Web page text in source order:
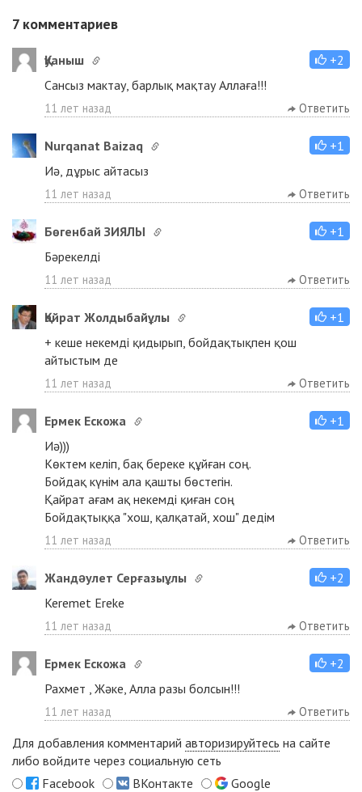
7 комментариев
Қуаныш
+2
Сансыз мактау, барлық мақтау Аллаға!!!
11 лет назад Ответить
Nurqanat Baizaq
+1
Иә, дұрыс айтасыз
11 лет назад Ответить
Бөгенбай ЗИЯЛЫ
+1
Бәрекелді
11 лет назад Ответить
Қайрат Жолдыбайұлы
+1
+ кеше некемді қидырып, бойдақтықпен қош
айтыстым де
11 лет назад Ответить
Ермек Ескожа
+1
Иә)))
Көктем келіп, бақ береке құйған соң.
Бойдақ күнім ала қашты бөстегiн.
Қайрат ағам ақ некемдi қиған соң
Бойдақтыққа "хош, қалқатай, хош" дедім
11 лет назад Ответить
Жандəулет Серғазыұлы
+2
Keremet Ereke
11 лет назад Ответить
Ермек Ескожа
+2
Рахмет , Жәке, Алла разы болсын!!!
11 лет назад Ответить
Для добавления комментарий авторизируйтесь на сайте
либо войдите через социальную сеть
Facebook
ВКонтакте
Google